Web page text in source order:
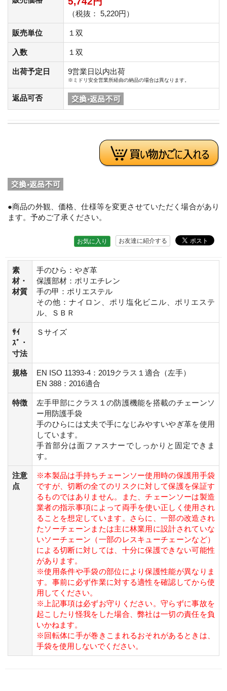
（税抜： 5,220円）
販売単位 １双
入数 １双
出荷予定日 9営業日以内出荷
※ミドリ安全営業所経由の納品の場合は異なります。
返品可否
●商品の外観、価格、仕様等を変更させていただく場合があり
ます。予めご了承ください。
お友達に紹介する
お気に入り
素
材・
材質
手のひら：やぎ革
保護部材：ポリエチレン
手の甲：ポリエステル
その他：ナイロン、ポリ塩化ビニル、ポリエステ
ル、ＳＢＲ
ｻｲ
ｽﾞ・
寸法
Ｓサイズ
規格
EN ISO 11393-4：2019クラス１適合（左手）
EN 388：2016適合
特徴
左手甲部にクラス１の防護機能を搭載のチェーンソ
ー用防護手袋
手のひらには丈夫で手になじみやすいやぎ革を使用
しています。
手首部分は面ファスナーでしっかりと固定できま
す。
注意
点
※本製品は手持ちチェーンソー使用時の保護用手袋
ですが、切断の全てのリスクに対して保護を保証す
るものではありません。また、チェーンソーは製造
業者の指示事項によって両手を使い正しく使用され
ることを想定しています。さらに、一部の改造され
たソーチェーンまたは主に林業用に設計されていな
いソーチェーン（一部のレスキューチェーンなど）
による切断に対しては、十分に保護できない可能性
があります。
※使用条件や手袋の部位により保護性能が異なりま
す。事前に必ず作業に対する適性を確認してから使
用してください。
※上記事項は必ずお守りください。守らずに事故を
起こしたり怪我をした場合、弊社は一切の責任を負
いかねます。
※回転体に手が巻きこまれるおそれがあるときは、
手袋を使用しないでください。